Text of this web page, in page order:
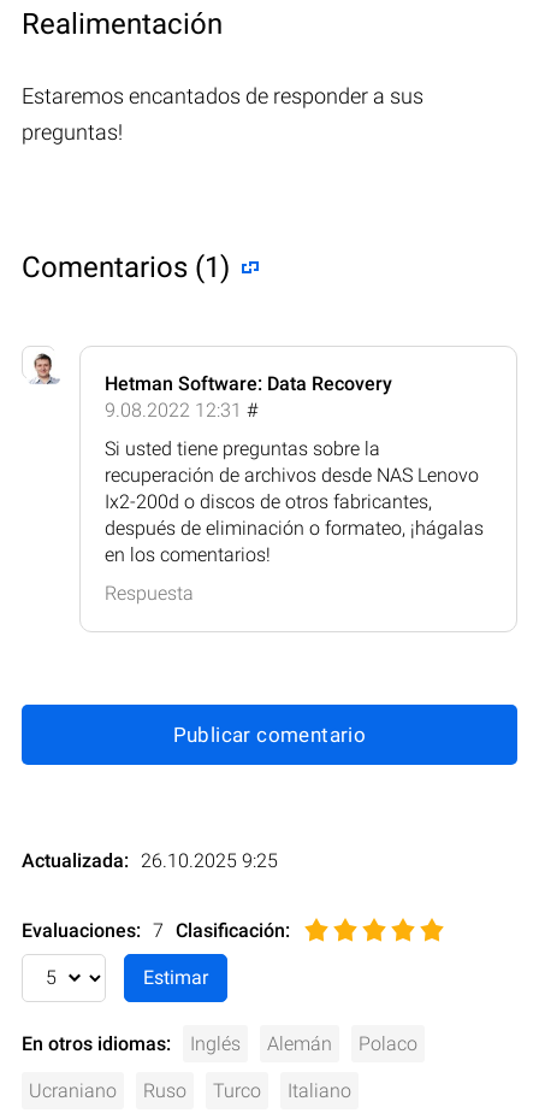
Realimentación
Estaremos encantados de responder a sus
preguntas!
Comentarios (1)
Hetman Software: Data Recovery
9.08.2022 12:31 #
Si usted tiene preguntas sobre la
recuperación de archivos desde NAS Lenovo
Ix2-200d o discos de otros fabricantes,
después de eliminación o formateo, ¡hágalas
en los comentarios!
Respuesta
Publicar comentario
Actualizada: 26.10.2025 9:25
Evaluaciones: 7 Clasificación:
En otros idiomas: Inglés Alemán Polaco
Ucraniano Ruso Turco Italiano